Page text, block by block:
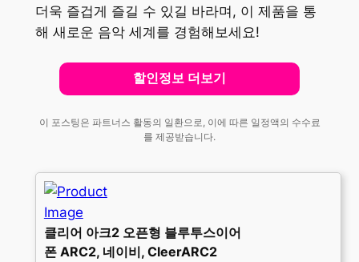
더욱 즐겁게 즐길 수 있길 바라며, 이 제품을 통
해 새로운 음악 세계를 경험해보세요!
할인정보 더보기
이 포스팅은 파트너스 활동의 일환으로, 이에 따른 일정액의 수수료
를 제공받습니다.
클리어 아크2 오픈형 블루투스이어
폰 ARC2, 네이비, CleerARC2